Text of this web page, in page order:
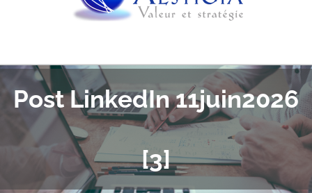
Post LinkedIn 11juin2026
[3]